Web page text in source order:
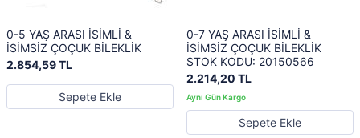
0-5 YAŞ ARASI İSİMLİ &
İSİMSİZ ÇOÇUK BİLEKLİK
2.854,59 TL
Sepete Ekle
0-7 YAŞ ARASI İSİMLİ &
İSİMSİZ ÇOÇUK BİLEKLİK
STOK KODU: 20150566
2.214,20 TL
Sepete Ekle